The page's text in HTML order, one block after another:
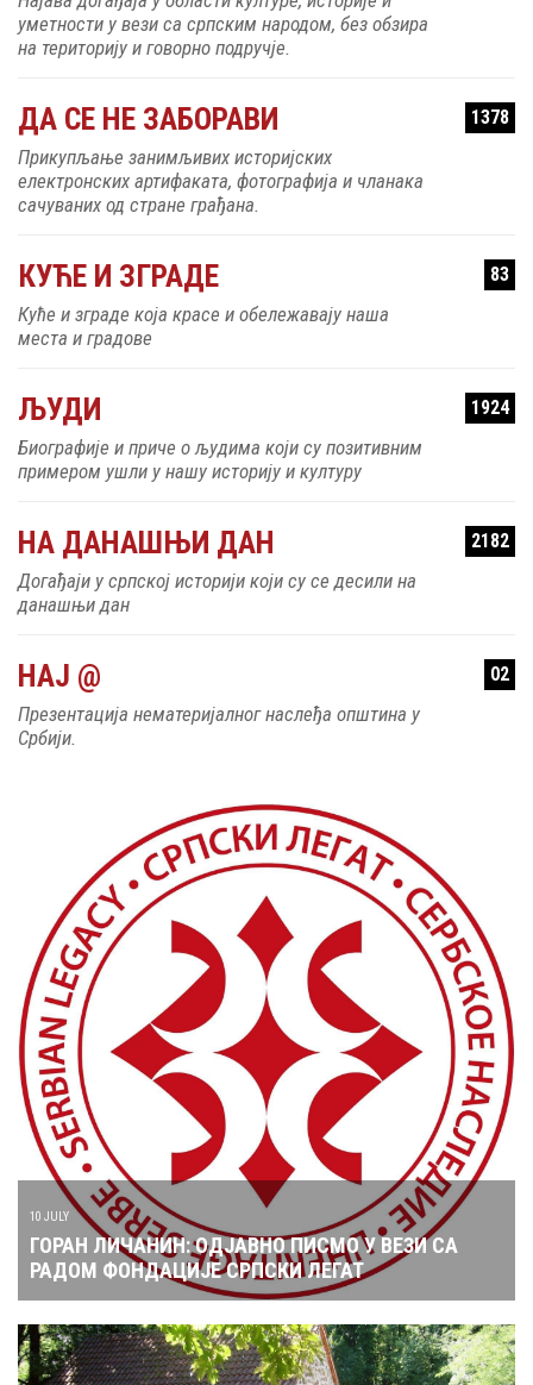
уметности у вези са српским народом, без обзира
на територију и говорно подручје.
ДА СЕ НЕ ЗАБОРАВИ 1378
Прикупљање занимљивих историјских
електронских артифаката, фотографија и чланака
сачуваних од стране грађана.
КУЋЕ И ЗГРАДЕ 83
Куће и зграде која красе и обележавају наша
места и градове
ЉУДИ 1924
Биографије и приче о људима који су позитивним
примером ушли у нашу историју и културу
НА ДАНАШЊИ ДАН 2182
Догађаји у српској историји који су се десили на
данашњи дан
НАЈ @ 02
Презентација нематеријалног наслеђа општина у
Србији.
10 JULY
ГОРАН ЛИЧАНИН: ОДЈАВНО ПИСМО У ВЕЗИ СА
РАДОМ ФОНДАЦИЈЕ СРПСКИ ЛЕГАТ